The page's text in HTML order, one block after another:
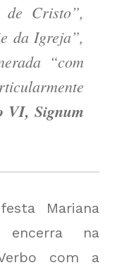
de Cristo”,
da Igreja”,
“com
VI,Signum
Mariana
encerra na
com a